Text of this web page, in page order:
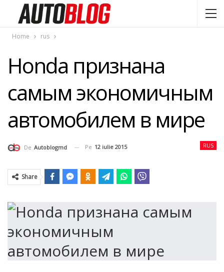
Home rus
Honda признана
самым экономичным
автомобилем в мире
RUS
De Autoblogmd Pe 12 iulie 2015
Share